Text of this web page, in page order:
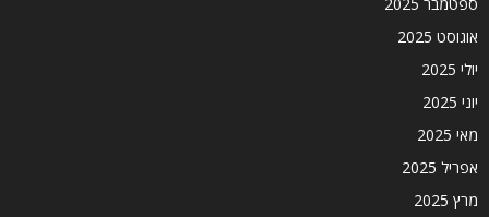
אוגוסט 2025
יולי 2025
יוני 2025
מאי 2025
אפריל 2025
מרץ 2025